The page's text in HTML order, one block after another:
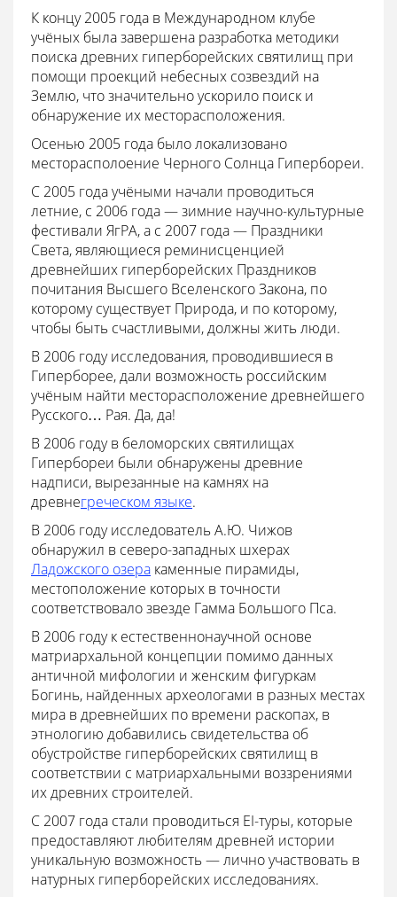
К концу 2005 года в Международном клубе
учёных была завершена разработка методики
поиска древних гиперборейских святилищ при
помощи проекций небесных созвездий на
Землю, что значительно ускорило поиск и
обнаружение их месторасположения.
Осенью 2005 года было локализовано
месторасполоение Черного Солнца Гипербореи.
С 2005 года учёными начали проводиться
летние, с 2006 года — зимние научно-культурные
фестивали ЯгРА, а с 2007 года — Праздники
Света, являющиеся реминисценцией
древнейших гиперборейских Праздников
почитания Высшего Вселенского Закона, по
которому существует Природа, и по которому,
чтобы быть счастливыми, должны жить люди.
В 2006 году исследования, проводившиеся в
Гиперборее, дали возможность российским
учёным найти месторасположение древнейшего
Русского… Рая. Да, да!
В 2006 году в беломорских святилищах
Гипербореи были обнаружены древние
надписи, вырезанные на камнях на
древнегреческом языке.
В 2006 году исследователь А.Ю. Чижов
обнаружил в северо-западных шхерах
Ладожского озера каменные пирамиды,
местоположение которых в точности
соответствовало звезде Гамма Большого Пса.
В 2006 году к естественнонаучной основе
матриархальной концепции помимо данных
античной мифологии и женским фигуркам
Богинь, найденных археологами в разных местах
мира в древнейших по времени раскопах, в
этнологию добавились свидетельства об
обустройстве гиперборейских святилищ в
соответствии с матриархальными воззрениями
их древних строителей.
C 2007 года стали проводиться EI-туры, которые
предоставляют любителям древней истории
уникальную возможность — лично участвовать в
натурных гиперборейских исследованиях.